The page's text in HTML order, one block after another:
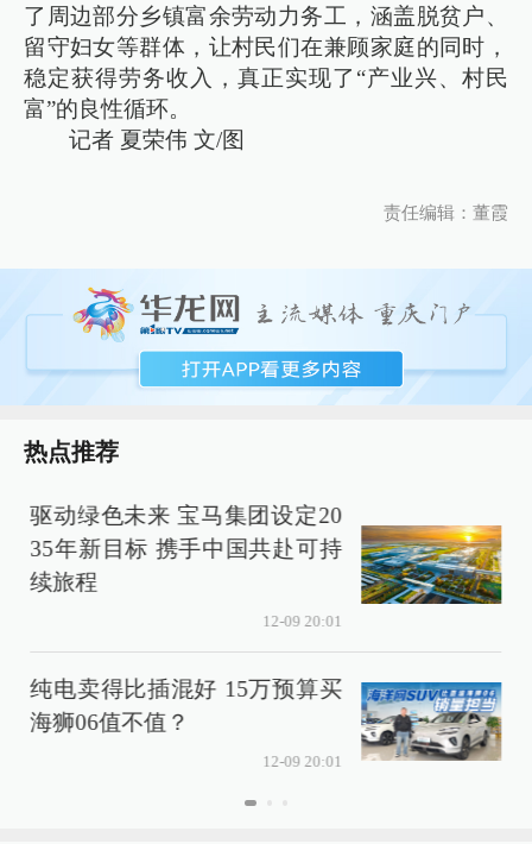
了周边部分乡镇富余劳动力务工，涵盖脱贫户、
留守妇女等群体，让村民们在兼顾家庭的同时，
稳定获得劳务收入，真正实现了“产业兴、村民
富”的良性循环。
记者 夏荣伟 文/图
责任编辑：董霞
热点推荐
驱动绿色未来 宝马集团设定20
35年新目标 携手中国共赴可持
续旅程
12-09 20:01
纯电卖得比插混好 15万预算买
海狮06值不值？
12-09 20:01